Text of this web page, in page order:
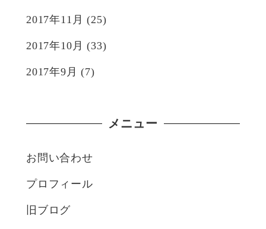
2017年11月 (25)
2017年10月 (33)
2017年9月 (7)
メニュー
お問い合わせ
プロフィール
旧ブログ